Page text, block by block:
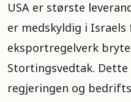
USA er største
er medskyldig i Israels
eksportregelverk
Stortingsvedtak.
regjeringen og